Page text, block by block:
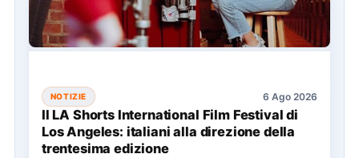
NOTIZIE 6 Ago 2026
Il LA Shorts International Film Festival di
Los Angeles: italiani alla direzione della
trentesima edizione